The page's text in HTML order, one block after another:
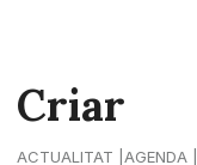
Criar
ACTUALITAT AGENDA